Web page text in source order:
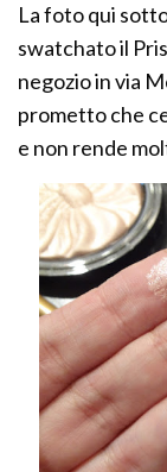
La foto qui
swatchato il
negozio in via
prometto che
e non rende